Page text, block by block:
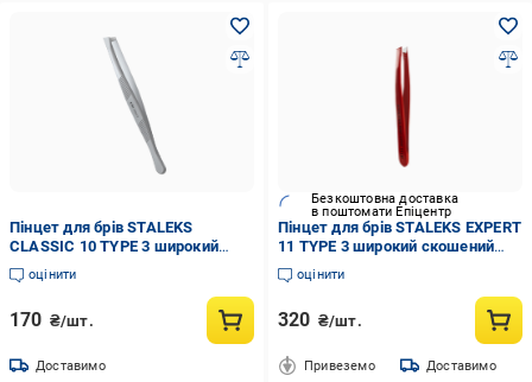
Пінцет для брів STALEKS
CLASSIC 10 TYPE 3 широкий
скошений (TC-10/3)
оцінити
170 ₴/шт.
Доставимо
Безкоштовна доставка
в поштомати Епіцентр
Пінцет для брів STALEKS EXPERT
11 TYPE 3 широкий скошений
Червоний (TE-11/3r)
оцінити
320 ₴/шт.
Привеземо Доставимо